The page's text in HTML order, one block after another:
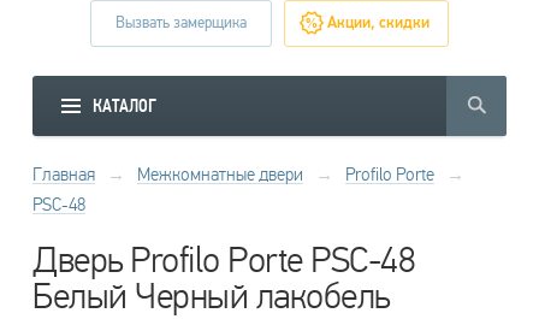
Вызвать замерщика Акции, скидки
КАТАЛОГ
Главная → Межкомнатные двери → Profilo Porte
→
PSC-48
Дверь Profilo Porte PSC-48
Белый Черный лакобель